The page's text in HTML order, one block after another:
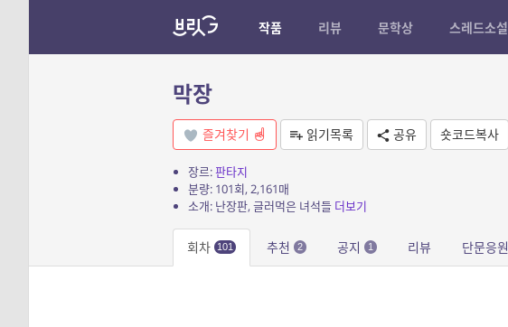
작품 리뷰 문학상 스레드소설
막장
즐겨찾기 읽기목록 공유 숏코드복사
장르:판타지
분량: 101회, 2,161매
소개: 난장판, 글러먹은 녀석들 더보기
회차 101 추천 2 공지 1 리뷰 단문응원